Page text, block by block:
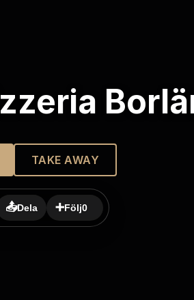
TAKE AWAY
📤Dela ➕Följ0